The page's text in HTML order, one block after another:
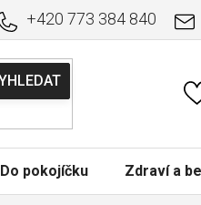
+420 773 384 840
Do pokojíčku Zdraví a